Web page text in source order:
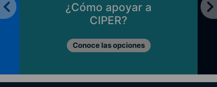
¿Cómo apoyar a
CIPER?
Conoce las opciones